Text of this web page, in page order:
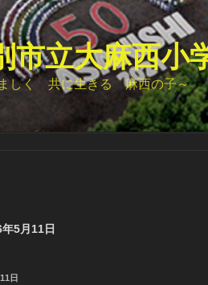
市立大麻西
しく 共に生きる 麻西の子～
5月11日
日